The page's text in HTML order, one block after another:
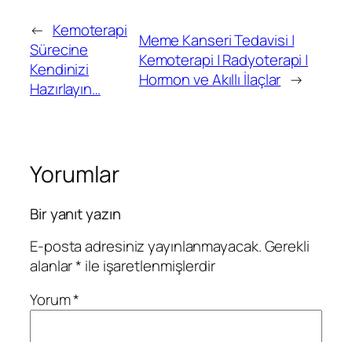
← Kemoterapi
Sürecine
Kendinizi
Hazırlayın…
Meme Kanseri Tedavisi |
Kemoterapi | Radyoterapi |
Hormon ve Akıllı İlaçlar →
Yorumlar
Bir yanıt yazın
E-posta adresiniz yayınlanmayacak.Gerekli
alanlar* ile işaretlenmişlerdir
Yorum*